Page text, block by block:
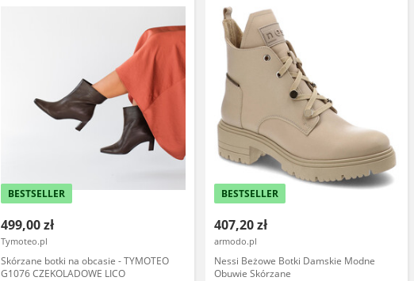
BESTSELLER
499,00 zł
Tymoteo.pl
Skórzane botki na obcasie - TYMOTEO
G1076 CZEKOLADOWE LICO
BESTSELLER
407,20 zł
armodo.pl
Nessi Beżowe Botki Damskie Modne
Obuwie Skórzane